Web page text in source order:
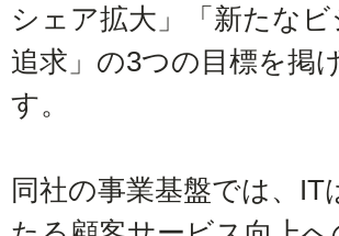
シェア拡大」「新たな
追求」の3つの目標を掲
す。
同社の事業基盤では、